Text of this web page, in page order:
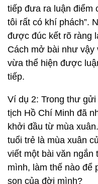
tiếp đưa ra luận điểm
tôi rất có khí phách”.
được đúc kết rõ ràng
Cách mở bài như
vừa thể hiện được
tiếp.
Ví dụ 2: Trong thư
tịch Hồ Chí Minh đã
khởi đầu từ mùa
tuổi trẻ là mùa xuân
viết một bài văn ngắn
mình, làm thế nào để
son của đời mình?